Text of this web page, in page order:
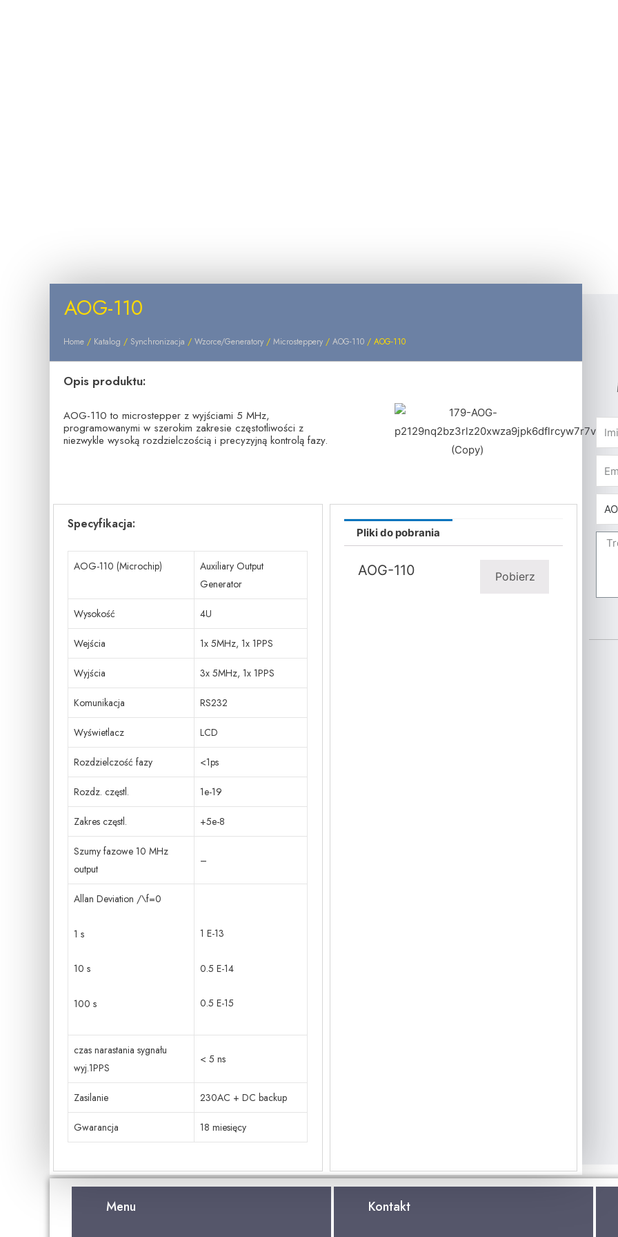
AOG-110
Home / Katalog / Synchronizacja / Wzorce/Generatory / Microsteppery / AOG-110 / AOG-110
Opis produktu:
AOG-110 to microstepper z wyjściami 5 MHz,
programowanymi w szerokim zakresie częstotliwości z
niezwykle wysoką rozdzielczością i precyzyjną kontrolą fazy.
Specyfikacja:
AOG-110 (Microchip)
Auxiliary Output
Generator
Wysokość 4U
Wejścia 1x 5MHz, 1x 1PPS
Wyjścia 3x 5MHz, 1x 1PPS
Komunikacja RS232
Wyświetlacz LCD
Rozdzielczość fazy <1ps
Rozdz. częstl. 1e-19
Zakres częstl. +5e-8
Szumy fazowe 10 MHz
output
–
Allan Deviation /\f=0
1 s
10 s
100 s
1 E-13
0.5 E-14
0.5 E-15
czas narastania sygnału
wyj.1PPS
< 5 ns
Zasilanie 230AC + DC backup
Gwarancja 18 miesięcy
Pliki do pobrania
AOG-110 Pobierz
Menu Kontakt